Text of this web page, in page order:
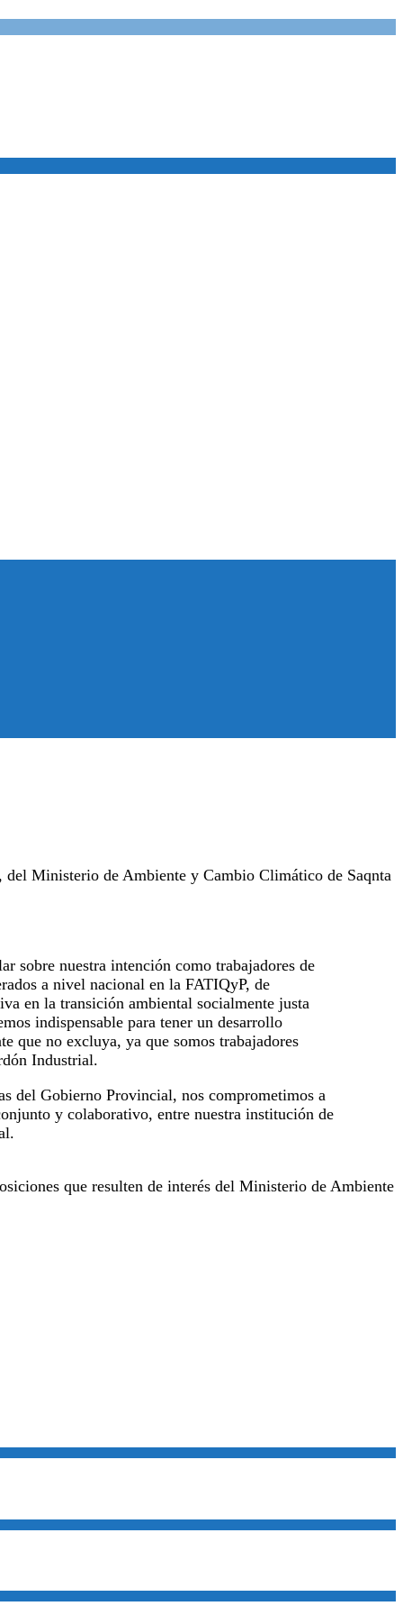
Ministerio de Ambiente y Cambio Climático de Saqnta
sobre nuestra intención como trabajadores de
a nivel nacional en la FATIQyP, de
en la transición ambiental socialmente justa
indispensable para tener un desarrollo
que no excluya, ya que somos trabajadores
Industrial.
del Gobierno Provincial, nos comprometimos a
y colaborativo, entre nuestra institución de
que resulten de interés del Ministerio de Ambiente